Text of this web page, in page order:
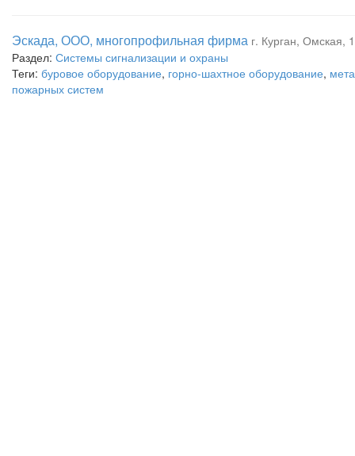
Эскада, ООО, многопрофильная фирма г. Курган, Омская,
Раздел: Системы сигнализации и охраны
Теги: буровое оборудование, горно-шахтное оборудование,
пожарных систем